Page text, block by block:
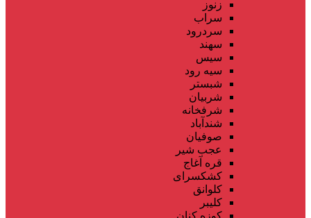
زنوز
سراب
سردرود
سهند
سیس
سیه رود
شبستر
شربیان
شرفخانه
شندآباد
صوفیان
عجب شیر
قره آغاج
کشکسرای
کلوانق
کلیبر
کوزه کنان